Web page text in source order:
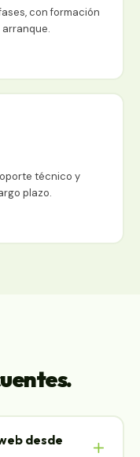
con formación
técnico y
plazo.
desde